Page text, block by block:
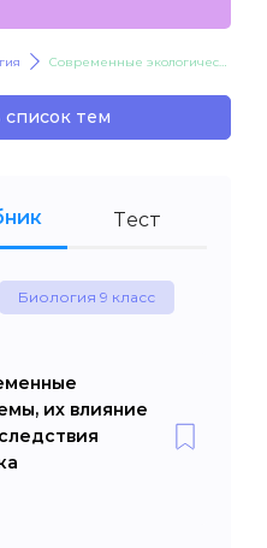
Современные экологические проблемы, их влияние на жизнь человека. Последствия деятельности человека
список тем
Тест
Биология 9 класс
их влияние